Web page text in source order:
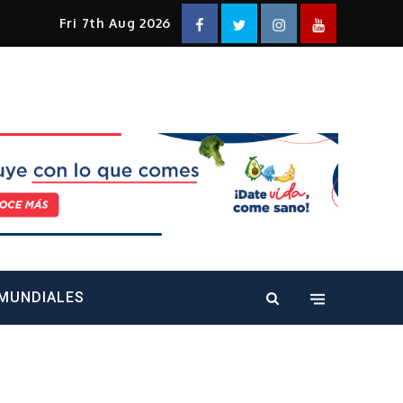
Fri 7th Aug 2026 FacebookTwitterInstagramYouTube